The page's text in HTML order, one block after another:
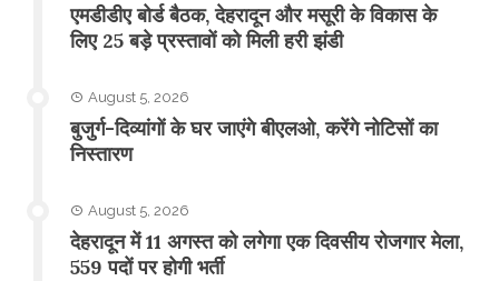
एमडीडीए बोर्ड बैठक, देहरादून और मसूरी के विकास के
लिए 25 बड़े प्रस्तावों को मिली हरी झंडी
August 5, 2026
बुजुर्ग-दिव्यांगों के घर जाएंगे बीएलओ, करेंगे नोटिसों का
निस्तारण
August 5, 2026
​देहरादून में 11 अगस्त को लगेगा एक दिवसीय रोजगार मेला,
559 पदों पर होगी भर्ती